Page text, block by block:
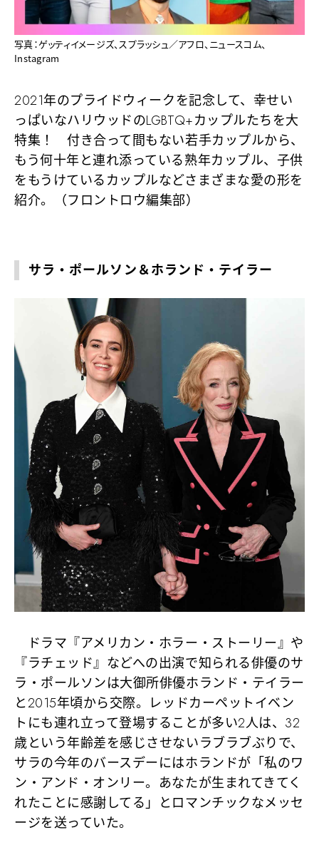
写真：ゲッティイメージズ、スプラッシュ／アフロ、ニュースコム、
Instagram
2021年のプライドウィークを記念して、幸せい
っぱいなハリウッドのLGBTQ+カップルたちを大
特集！ 付き合って間もない若手カップルから、
もう何十年と連れ添っている熟年カップル、子供
をもうけているカップルなどさまざまな愛の形を
紹介。（フロントロウ編集部）
サラ・ポールソン＆ホランド・テイラー
ドラマ『アメリカン・ホラー・ストーリー』や
『ラチェッド』などへの出演で知られる俳優のサ
ラ・ポールソンは大御所俳優ホランド・テイラー
と2015年頃から交際。レッドカーペットイベン
トにも連れ立って登場することが多い2人は、32
歳という年齢差を感じさせないラブラブぶりで、
サラの今年のバースデーにはホランドが「私のワ
ン・アンド・オンリー。あなたが生まれてきてく
れたことに感謝してる」とロマンチックなメッセ
ージを送っていた。